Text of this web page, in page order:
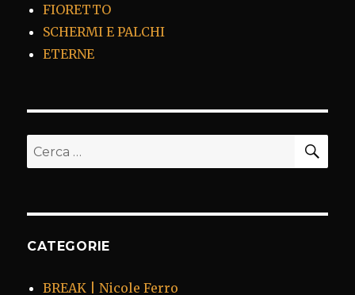
FIORETTO
SCHERMI E PALCHI
ETERNE
Cerca:
CATEGORIE
BREAK | Nicole Ferro